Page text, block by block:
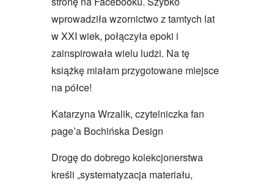
wprowadziła wzornictwo z tamtych lat
w XXI wiek, połączyła epoki i
zainspirowała wielu ludzi. Na tę
książkę miałam przygotowane miejsce
na półce!
Katarzyna Wrzalik, czytelniczka fan
page’a Bochińska Design
Drogę do dobrego kolekcjonerstwa
kreśli „systematyzacja materiału,